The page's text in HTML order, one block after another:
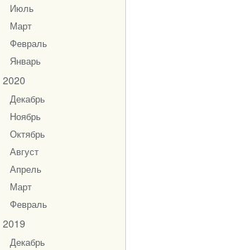
Июль
Март
Февраль
Январь
2020
Декабрь
Ноябрь
Октябрь
Август
Апрель
Март
Февраль
2019
Декабрь